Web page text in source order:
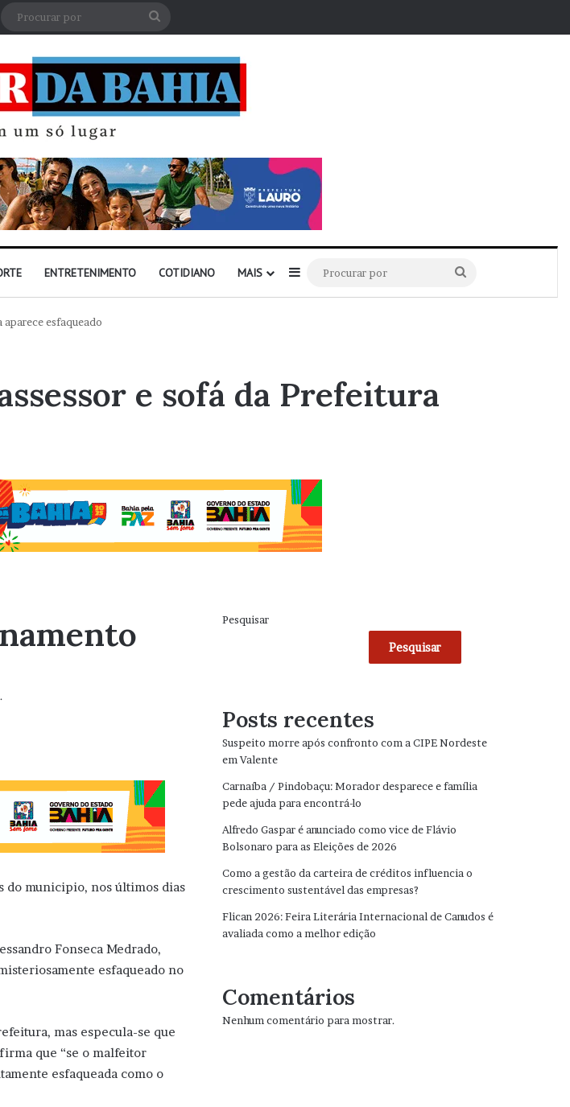
Barra Lateral
ENTRETENIMENTO COTIDIANO MAIS Barra Lateral
por
esfaqueado
e sofá da Prefeitura
do municipio, nos últimos dias
Fonseca Medrado,
esfaqueado no
mas especula-se que
que “se o malfeitor
esfaqueada como o
Pesquisar
Pesquisar
Posts recentes
Suspeito morre após confronto com a CIPE Nordeste
em Valente
Carnaíba / Pindobaçu: Morador desparece e família
pede ajuda para encontrá-lo
Alfredo Gaspar é anunciado como vice de Flávio
Bolsonaro para as Eleições de 2026
Como a gestão da carteira de créditos influencia o
crescimento sustentável das empresas?
Flican 2026: Feira Literária Internacional de Canudos é
avaliada como a melhor edição
Comentários
Nenhum comentário para mostrar.